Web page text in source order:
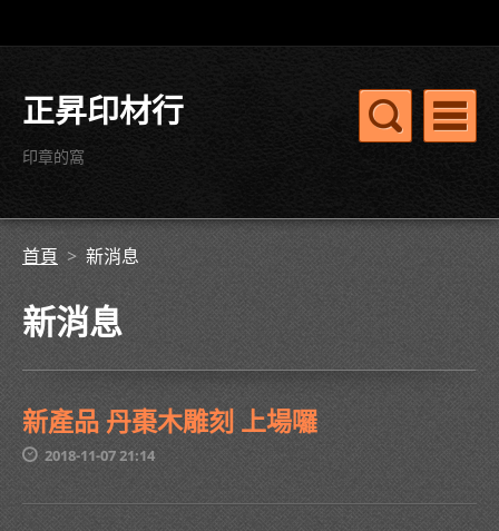
正昇印材行
印章的窩
首頁 > 新消息
新消息
新產品 丹棗木雕刻 上場囉
2018-11-07 21:14